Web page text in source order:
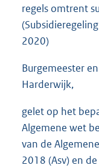
regels omtrent
2020)
Burgemeester
Harderwijk,
gelet op het
Algemene wet
van de
2018 (Asv) en